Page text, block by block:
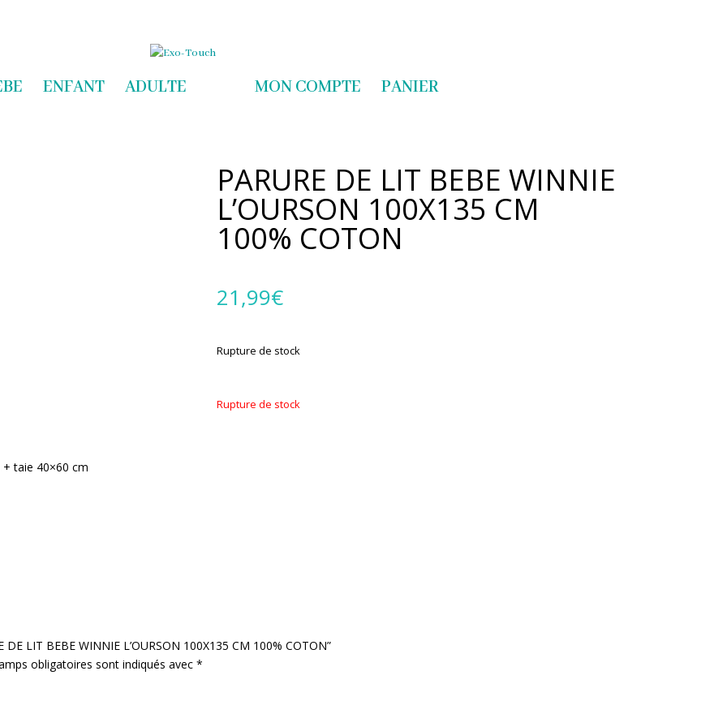
ENFANT ADULTE MON COMPTE PANIER
PARURE DE LIT BEBE WINNIE
L’OURSON 100X135 CM
100% COTON
21,99€
Rupture de stock
Rupture de stock
taie 40×60 cm
LIT BEBE WINNIE L’OURSON 100X135 CM 100% COTON”
obligatoires sont indiqués avec*